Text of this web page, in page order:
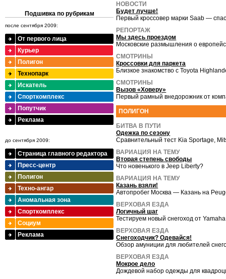
НОВОСТИ
Будет лучше!
Первый кроссовер марки Saab —
РЕПОРТАЖ
Мы здесь проездом
Московские размышления о
СМОТРИНЫ
Кроссовки для паркета
Близкое знакомство с Toyota
СМОТРИНЫ
Вызов «Ховеру»
Первый рамный внедорожник от
ПОЛИГОН
БИТВА В ПУТИ
Одежка по сезону
Сравнительный тест Kia Sportage,
ВАРИАЦИЯ НА ТЕМУ
Вторая степень свободы
Что новенького в Jeep Liberty?
ВАРИАЦИЯ НА ТЕМУ
Казань взяли!
Автопробег Москва — Казань на
ВЕРХОВАЯ ЕЗДА
Логичный шаг
Тестируем новый снегоход от Yamaha
ВЕРХОВАЯ ЕЗДА
Снегоходчик? Одевайся!
Обзор амуниции для любителей
ВЕРХОВАЯ ЕЗДА
Мокрое дело
Дождевой набор одежды для
Подшивка по рубрикам
после сентября 2009:
От первого лица
Курьер
Полигон
Технопарк
Искатель
Спорткомплекс
Попутчик
Реклама
до сентября 2009:
Страница главного редактора
Пресс-центр
Полигон
Техно-ангар
Аномальная зона
Спорткомплекс
Социум
Реклама